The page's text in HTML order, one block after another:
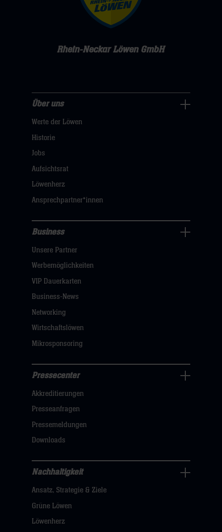
Rhein-Neckar Löwen GmbH
uns
Navigation
öffnen,
hier
Über uns
Werte der Löwen
Historie
Jobs
Aufsichtsrat
Löwenherz
Ansprechpartner*innen
Navigation
öffnen,
dann
klicken
Business
Unsere Partner
Werbemöglichkeiten
VIP Dauerkarten
Business-News
Networking
Wirtschaftslöwen
Mikrosponsoring
Navigation
öffnen,
dann
klicken
hier
Pressecenter
Akkreditierungen
Presseanfragen
Pressemeldungen
Downloads
Nachhaltigkeit
Navigation
öffnen,
dann
Nachhaltigkeit
Ansatz, Strategie & Ziele
Grüne Löwen
Löwenherz